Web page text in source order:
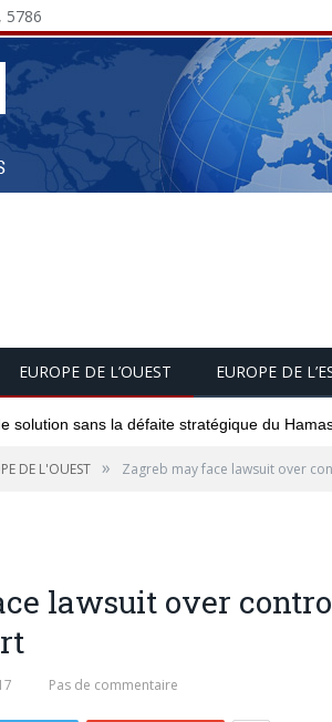
5786
EUROPE DE L’OUEST EUROPE DE
solution sans la défaite stratégique du
DE L'OUEST » Zagreb may face lawsuit over
lawsuit over
Pas de commentaire